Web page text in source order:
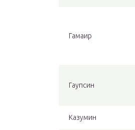
Гамаир
Гаупсин
Казумин